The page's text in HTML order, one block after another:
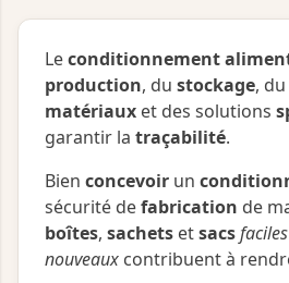
Leconditionnement
production, du stockage, du
matériaux et des solutions
garantir la traçabilité.
Bien concevoir un
sécurité defabrication de
boîtes, sachets etsacsfaciles
nouveaux contribuent à